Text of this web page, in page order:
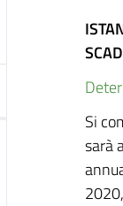
Si
sarà